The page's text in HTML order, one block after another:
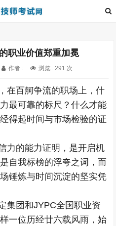
职业价值郑重加冕
作者 : 浏览 : 291 次
在百舸争流的职场上，什
最可靠的标尺？什么才能
得起时间与市场检验的证
力的能力证明，是开启机
自我标榜的浮夸之词，而
锤炼与时间沉淀的坚实凭
集团和JYPC全国职业资
一位历经廿六载风雨，始